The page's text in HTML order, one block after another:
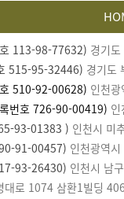
호 113-98-77632) 경기
515-95-32446) 경기도
호 510-92-00628) 인천
번호 726-90-00419) 인
93-01383 ) 인천시 미
91-00457) 인천광역
93-26430) 인천시 남
대로 1074 삼환1빌딩